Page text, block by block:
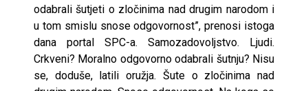
odabrali šutjeti o zločinima nad drugim narodom i
u tom smislu snose odgovornost”, prenosi istoga
dana portal SPC-a. Samozadovoljstvo. Ljudi.
Crkveni? Moralno odgovorno odabrali šutnju? Nisu
se, doduše, latili oružja. Šute o zločinima nad